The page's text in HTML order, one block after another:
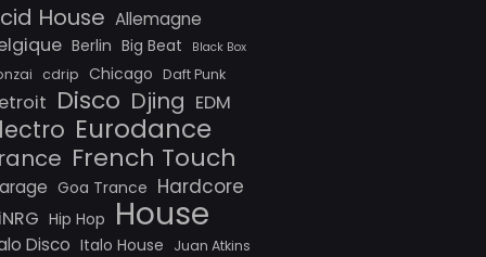
House Allemagne
Berlin Big Beat Black Box
cdrip Chicago Daft Punk
Disco Djing EDM
Eurodance
French Touch
Goa Trance Hardcore
Hip Hop House
Disco Italo House
Juan Atkins